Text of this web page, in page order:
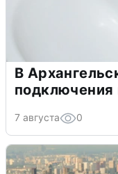
В
подключения
7 августа 0